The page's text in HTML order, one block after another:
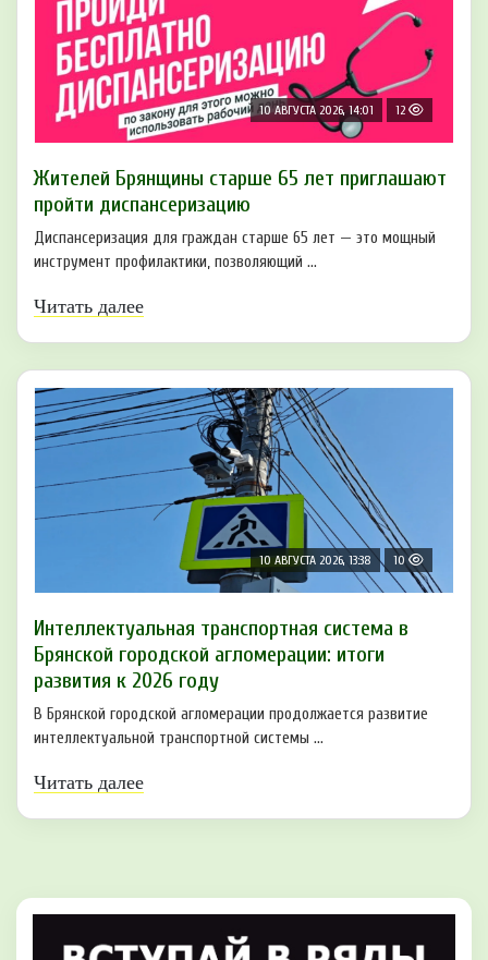
10 АВГУСТА 2026, 14:01 12
Жителей Брянщины старше 65 лет приглашают
пройти диспансеризацию
Диспансеризация для граждан старше 65 лет — это мощный
инструмент профилактики, позволяющий ...
Читать далее
10 АВГУСТА 2026, 13:38 10
Интеллектуальная транспортная система в
Брянской городской агломерации: итоги
развития к 2026 году
В Брянской городской агломерации продолжается развитие
интеллектуальной транспортной системы ...
Читать далее